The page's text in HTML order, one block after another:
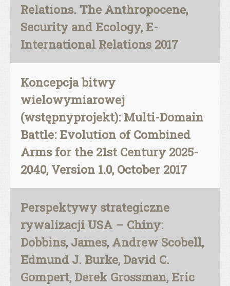
Relations. The Anthropocene,
Security and Ecology, E-
International Relations 2017
Koncepcja bitwy
wielowymiarowej
(wstępnyprojekt): Multi-Domain
Battle: Evolution of Combined
Arms for the 21st Century 2025-
2040, Version 1.0, October 2017
Perspektywy strategiczne
rywalizacji USA – Chiny:
Dobbins, James, Andrew Scobell,
Edmund J. Burke, David C.
Gompert, Derek Grossman, Eric